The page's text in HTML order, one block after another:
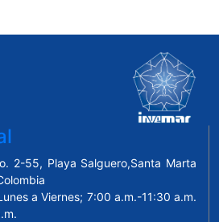
2-55, Playa Salguero,Santa Marta
a Viernes; 7:00 a.m.-11:30 a.m.